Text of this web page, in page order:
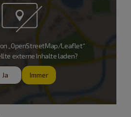
„OpenStreetMap/Leaflet“
externe Inhalte laden?
Ja Immer